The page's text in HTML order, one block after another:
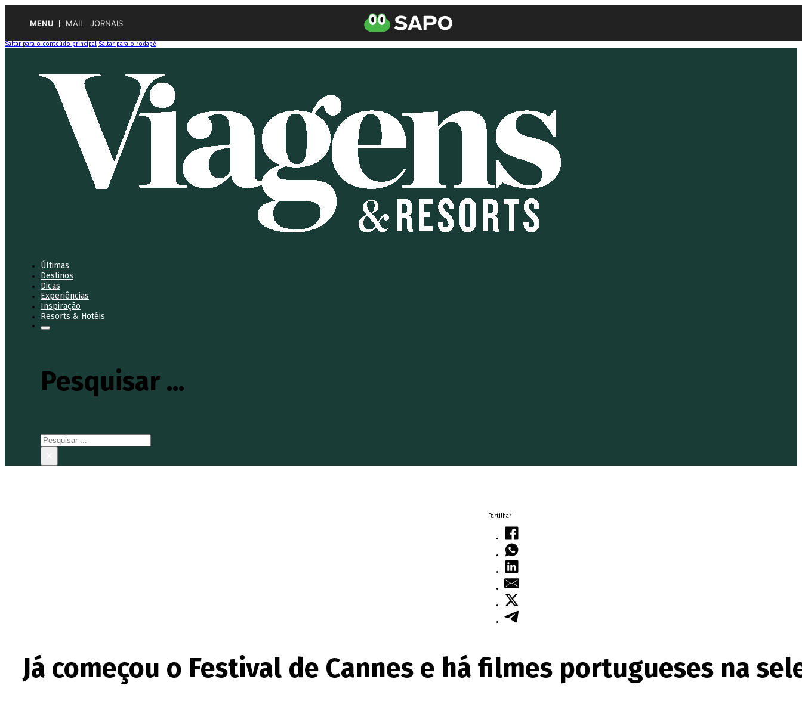
MENU MAIL JORNAIS
Saltar para o conteúdo principal Saltar para o rodapé
Últimas
Destinos
Dicas
Experiências
Inspiração
Resorts & Hotéis
Pesquisar ...
Pesquisar
Partilhar
Já começou o Festival de Cannes e há filmes portugueses na